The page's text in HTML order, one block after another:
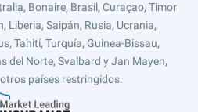
Bonaire, Brasil, Curaçao, Timor
Liberia, Saipán, Rusia, Ucrania,
Tahití, Turquía, Guinea-Bissau,
del Norte, Svalbard y Jan Mayen,
países restringidos.